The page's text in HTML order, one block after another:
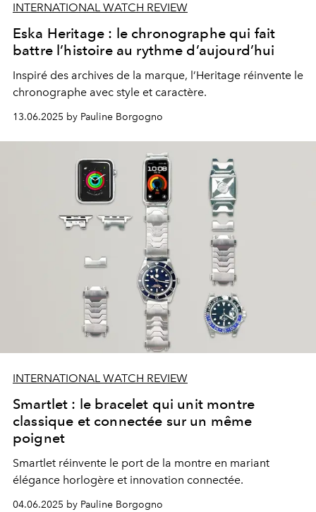
INTERNATIONAL WATCH REVIEW
Eska Heritage : le chronographe qui fait
battre l’histoire au rythme d’aujourd’hui
Inspiré des archives de la marque, l’Heritage réinvente le
chronographe avec style et caractère.
13.06.2025 by Pauline Borgogno
INTERNATIONAL WATCH REVIEW
Smartlet : le bracelet qui unit montre
classique et connectée sur un même
poignet
Smartlet réinvente le port de la montre en mariant
élégance horlogère et innovation connectée.
04.06.2025 by Pauline Borgogno